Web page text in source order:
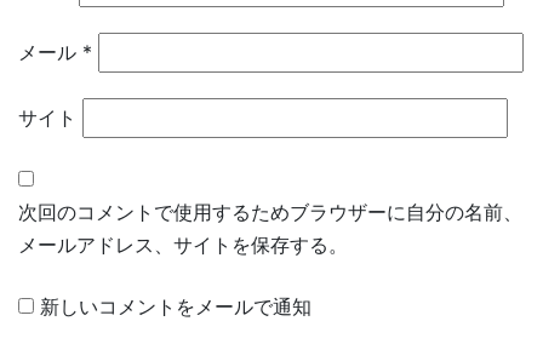
メール *
サイト
次回のコメントで使用するためブラウザーに自分の名前、
メールアドレス、サイトを保存する。
新しいコメントをメールで通知